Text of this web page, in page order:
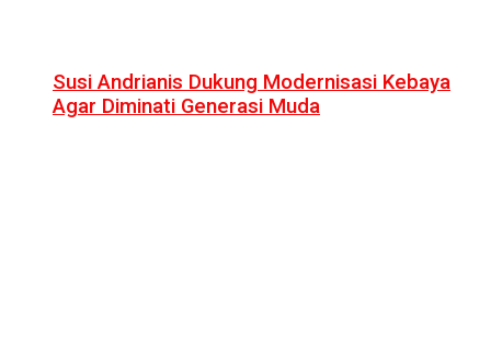
Susi Andrianis Dukung Modernisasi Kebaya
Agar Diminati Generasi Muda